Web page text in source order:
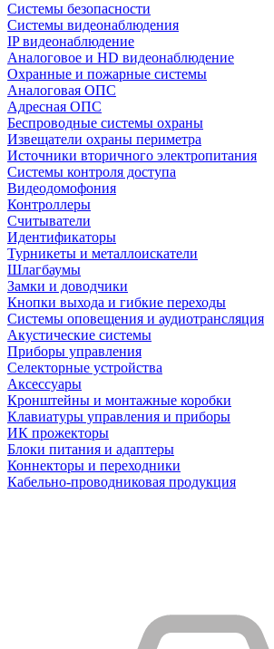
Системы безопасности
Системы видеонаблюдения
IP видеонаблюдение
Аналоговое и HD видеонаблюдение
Охранные и пожарные системы
Аналоговая ОПС
Адресная ОПС
Беспроводные системы охраны
Извещатели охраны периметра
Источники вторичного электропитания
Системы контроля доступа
Видеодомофония
Контроллеры
Считыватели
Идентификаторы
Турникеты и металлоискатели
Шлагбаумы
Замки и доводчики
Кнопки выхода и гибкие переходы
Системы оповещения и аудиотрансляция
Акустические системы
Приборы управления
Селекторные устройства
Аксессуары
Кронштейны и монтажные коробки
Клавиатуры управления и приборы
ИК прожекторы
Блоки питания и адаптеры
Коннекторы и переходники
Кабельно-проводниковая продукция